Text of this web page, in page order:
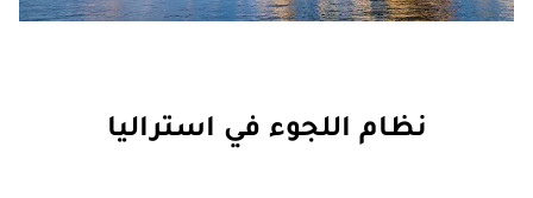
نظام اللجوء في استراليا